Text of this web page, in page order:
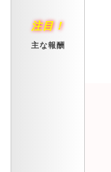
注目！
主な報酬